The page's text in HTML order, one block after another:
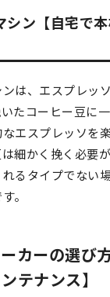
シン【自宅で
は、エスプレッ
たコーヒー豆に
エスプレッソを
細かく挽く必要
るタイプでない
。
カーの選び
テナンス】